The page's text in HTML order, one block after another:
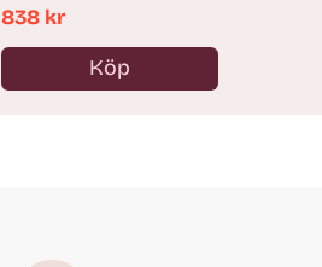
838 kr
Köp
Antal